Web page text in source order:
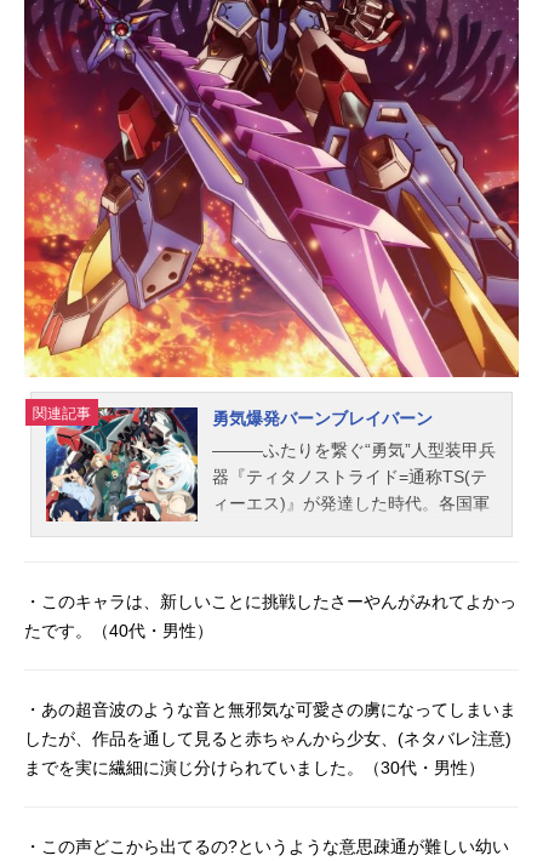
関連記事
勇気爆発バーンブレイバーン
―――ふたりを繋ぐ“勇気”人型装甲兵
器『ティタノストライド=通称TS(テ
ィーエス)』が発達した時代。各国軍
闘の最中出逢う。突如所属不明機に
残る為。仲間を救う為。命を信じ
て、“勇気”を燃やせ。作品名勇気爆発
バーンブレイバーン放送形態TVアニ
ほか話数全12話キャストイサミ・ア
・このキャラは、新しいことに挑戦したさーやんがみれてよかっ
たです。（40代・男性）
・あの超音波のような音と無邪気な可愛さの虜になってしまいま
したが、作品を通して見ると赤ちゃんから少女、(ネタバレ注意)
までを実に繊細に演じ分けられていました。（30代・男性）
・この声どこから出てるの?というような意思疎通が難しい幼い